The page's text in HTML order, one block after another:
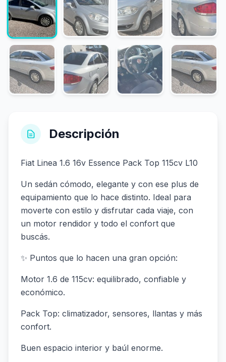
Descripción
Fiat Linea 1.6 16v Essence Pack Top 115cv L10
Un sedán cómodo, elegante y con ese plus de
equipamiento que lo hace distinto. Ideal para
moverte con estilo y disfrutar cada viaje, con
un motor rendidor y todo el confort que
buscás.
✨ Puntos que lo hacen una gran opción:
Motor 1.6 de 115cv: equilibrado, confiable y
económico.
Pack Top: climatizador, sensores, llantas y más
confort.
Buen espacio interior y baúl enorme.